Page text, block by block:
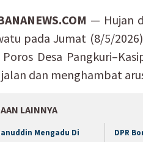
— Hujan
pada Jumat (8/5/
Desa
jalan dan menghambat
LAINNYA
Mengadu Di
DPR